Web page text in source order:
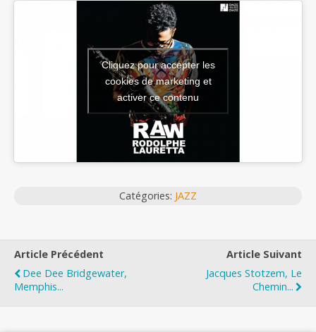
Cliquez pour accepter les
cookies de marketing et
activer ce contenu
Catégories: JAZZ
Article Précédent
Dee Dee Bridgewater,
Memphis...
Article Suivant
Jacques Stotzem, Le
Chemin...